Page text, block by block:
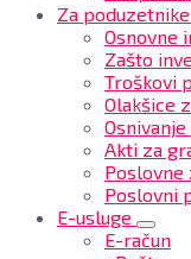
Za poduzetnike
Osnovne
Zašto
Troškovi
Olakšice
Akti za
Poslovne
Poslovni
E-usluge
E-račun